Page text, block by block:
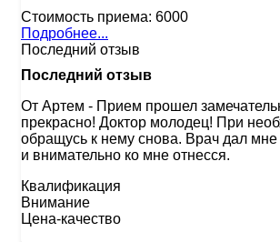
Стоимость приема: 6000
Подробнее...
Последний отзыв
Последний отзыв
От Артем - Прием прошел
прекрасно! Доктор молодец! При
обращусь к нему снова. Врач дал
и внимательно ко мне отнесся.
Квалификация
Внимание
Цена-качество